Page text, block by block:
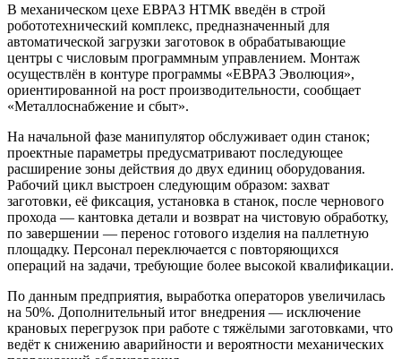
В механическом цехе ЕВРАЗ НТМК введён в строй
робототехнический комплекс, предназначенный для
автоматической загрузки заготовок в обрабатывающие
центры с числовым программным управлением. Монтаж
осуществлён в контуре программы «ЕВРАЗ Эволюция»,
ориентированной на рост производительности, сообщает
«Металлоснабжение и сбыт».
На начальной фазе манипулятор обслуживает один станок;
проектные параметры предусматривают последующее
расширение зоны действия до двух единиц оборудования.
Рабочий цикл выстроен следующим образом: захват
заготовки, её фиксация, установка в станок, после чернового
прохода — кантовка детали и возврат на чистовую обработку,
по завершении — перенос готового изделия на паллетную
площадку. Персонал переключается с повторяющихся
операций на задачи, требующие более высокой квалификации.
По данным предприятия, выработка операторов увеличилась
на 50%. Дополнительный итог внедрения — исключение
крановых перегрузок при работе с тяжёлыми заготовками, что
ведёт к снижению аварийности и вероятности механических